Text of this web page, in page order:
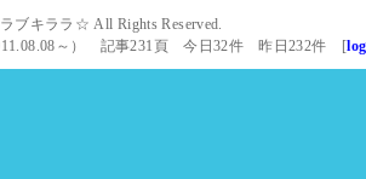
ブキララ☆ All Rights Reserved.
～） 記事231頁 今日32件 昨日232件 [